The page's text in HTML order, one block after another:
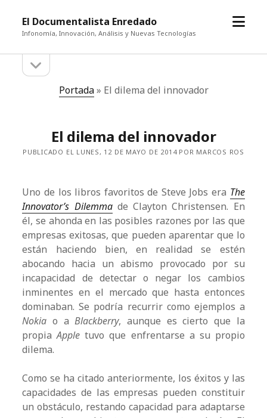
El Documentalista Enredado
Infonomía, Innovación, Análisis y Nuevas Tecnologías
abrir
Barra
la
Portada» El dilema del innovador
El dilema del innovador
PUBLICADO EL LUNES, 12 DE MAYO DE 2014 POR MARCOS ROS
Uno de los libros favoritos de Steve Jobs era The
Innovator’s Dilemmade Clayton Christensen. En
él, se ahonda en las posibles razones por las que
empresas exitosas, que pueden aparentar que lo
están haciendo bien, en realidad se estén
abocando hacia un abismo provocado por su
incapacidad de detectar o negar los cambios
inminentes en el mercado que hasta entonces
dominaban. Se podría recurrir como ejemplos a
Nokia o aBlackberry, aunque es cierto que la
propiaApple tuvo que enfrentarse a su propio
dilema.
Como se ha citado anteriormente, los éxitos y las
capacidades de las empresas pueden constituir
un obstáculo, restando capacidad para adaptarse